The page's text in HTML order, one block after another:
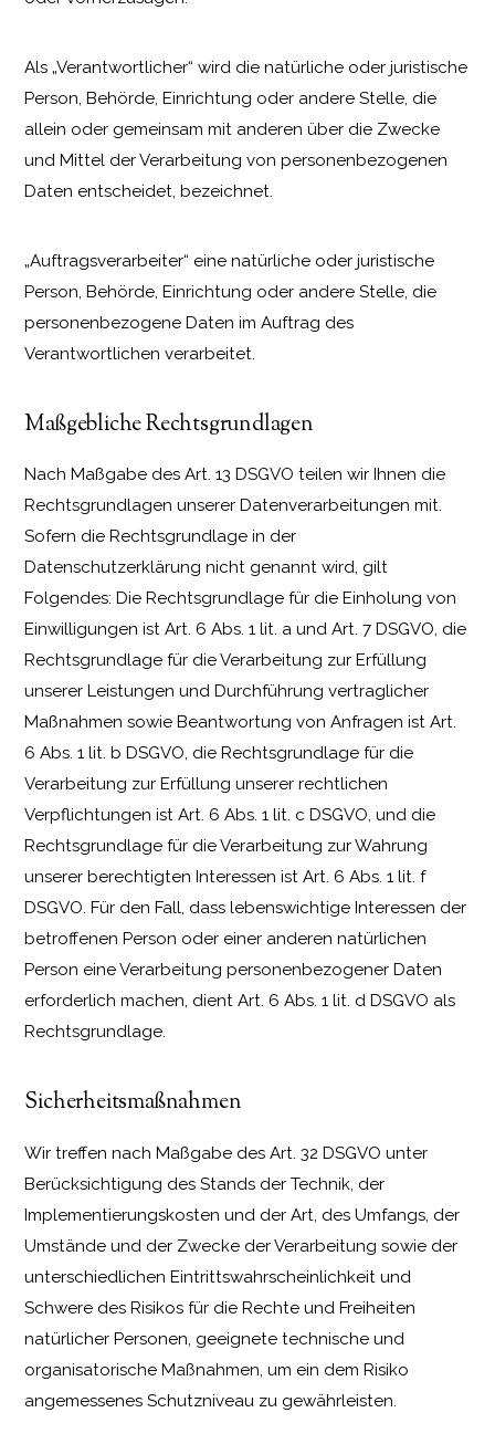
Als „Verantwortlicher“ wird die natürliche oder juristische
Person, Behörde, Einrichtung oder andere Stelle, die
allein oder gemeinsam mit anderen über die Zwecke
und Mittel der Verarbeitung von personenbezogenen
Daten entscheidet, bezeichnet.
„Auftragsverarbeiter“ eine natürliche oder juristische
Person, Behörde, Einrichtung oder andere Stelle, die
personenbezogene Daten im Auftrag des
Verantwortlichen verarbeitet.
Maßgebliche Rechtsgrundlagen
Nach Maßgabe des Art. 13 DSGVO teilen wir Ihnen die
Rechtsgrundlagen unserer Datenverarbeitungen mit.
Sofern die Rechtsgrundlage in der
Datenschutzerklärung nicht genannt wird, gilt
Folgendes: Die Rechtsgrundlage für die Einholung von
Einwilligungen ist Art. 6 Abs. 1 lit. a und Art. 7 DSGVO, die
Rechtsgrundlage für die Verarbeitung zur Erfüllung
unserer Leistungen und Durchführung vertraglicher
Maßnahmen sowie Beantwortung von Anfragen ist Art.
6 Abs. 1 lit. b DSGVO, die Rechtsgrundlage für die
Verarbeitung zur Erfüllung unserer rechtlichen
Verpflichtungen ist Art. 6 Abs. 1 lit. c DSGVO, und die
Rechtsgrundlage für die Verarbeitung zur Wahrung
unserer berechtigten Interessen ist Art. 6 Abs. 1 lit. f
DSGVO. Für den Fall, dass lebenswichtige Interessen der
betroffenen Person oder einer anderen natürlichen
Person eine Verarbeitung personenbezogener Daten
erforderlich machen, dient Art. 6 Abs. 1 lit. d DSGVO als
Rechtsgrundlage.
Sicherheitsmaßnahmen
Wir treffen nach Maßgabe des Art. 32 DSGVO unter
Berücksichtigung des Stands der Technik, der
Implementierungskosten und der Art, des Umfangs, der
Umstände und der Zwecke der Verarbeitung sowie der
unterschiedlichen Eintrittswahrscheinlichkeit und
Schwere des Risikos für die Rechte und Freiheiten
natürlicher Personen, geeignete technische und
organisatorische Maßnahmen, um ein dem Risiko
angemessenes Schutzniveau zu gewährleisten.